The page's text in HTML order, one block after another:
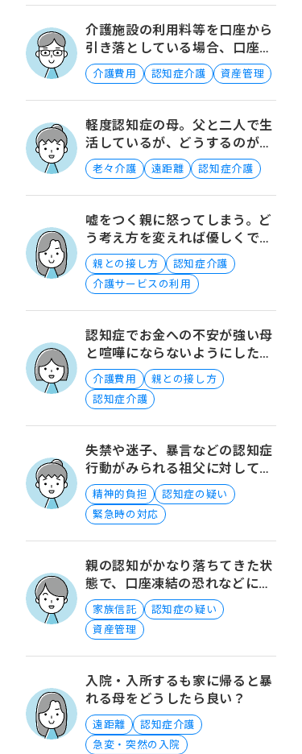
介護施設の利用料等を口座から
引き落としている場合、口座凍
結対策はどうしたらいい？
介護費用 認知症介護 資産管理
軽度認知症の母。父と二人で生
活しているが、どうするのがい
いでしょうか？
老々介護 遠距離 認知症介護
嘘をつく親に怒ってしまう。ど
う考え方を変えれば優しくでき
ますか？
親との接し方
認知症介護
介護サービスの利用
認知症でお金への不安が強い母
と喧嘩にならないようにしたい
です。
介護費用
親との接し方
認知症介護
失禁や迷子、暴言などの認知症
行動がみられる祖父に対してど
うしたらいいでしょうか？
精神的負担
認知症の疑い
緊急時の対応
親の認知がかなり落ちてきた状
態で、口座凍結の恐れなどに対
してできる手立てについて
家族信託
認知症の疑い
資産管理
入院・入所するも家に帰ると暴
れる母をどうしたら良い？
遠距離
認知症介護
急変・突然の入院